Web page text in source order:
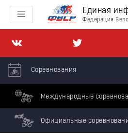
Единая
Федерация
Соревнования
Международные
Официальные